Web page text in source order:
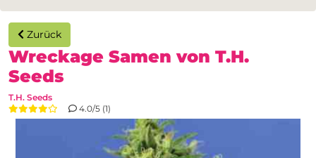
Zurück
Wreckage Samen von T.H.
Seeds
T.H. Seeds
4.0/5 (1)